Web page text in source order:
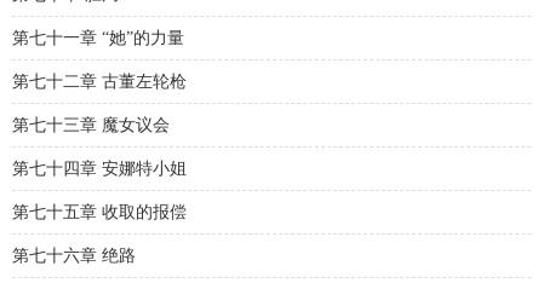
第七十一章 “她”的力量
第七十二章 古董左轮枪
第七十三章 魔女议会
第七十四章 安娜特小姐
第七十五章 收取的报偿
第七十六章 绝路